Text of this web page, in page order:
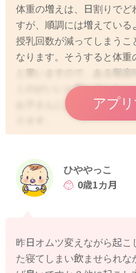
体重の増えは、日割りで
すが、順調には増えている
授乳回数が減ってしまうこ
なります。そうすると体
と思いますので、ある程
くのがいいと思いました。
お子さんによってはお腹
よかったら参考になさって
アプ
ひややっこ
0歳1カ月
昨日オムツ変えながら起こ
た寝てしまい飲ませられ